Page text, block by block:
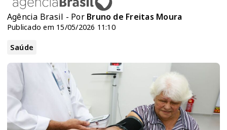
Agência Brasil - Por Bruno de Freitas Moura
Publicado em 15/05/2026 11:10
Saúde